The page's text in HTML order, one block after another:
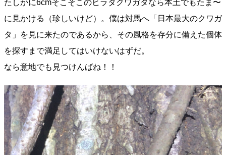
たしかに6cmそこそこのヒラタクワガタなら本土でもたま〜
に見かける（珍しいけど）。僕は対馬へ「日本最大のクワガ
タ」を見に来たのであるから、その風格を存分に備えた個体
を探すまで満足してはいけないはずだ。
なら意地でも見つけんばね！！